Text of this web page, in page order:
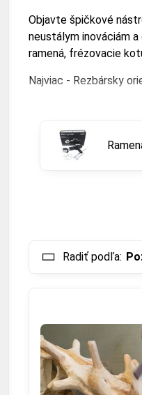
Objavte špičkové
neustálym inováciám
ramená, frézovacie
Najviac - Rezbársky
Prajete si
Otvoriť
Nadstavce, ktoré
Radiť podľa: